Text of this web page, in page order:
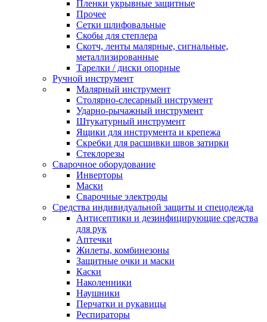
Пленки укрывные защитные
Прочее
Сетки шлифовальные
Скобы для степлера
Скотч, ленты малярные, сигнальные,
металлизированные
Тарелки / диски опорные
Ручной инструмент
Малярный инструмент
Столярно-слесарный инструмент
Ударно-рычажный инструмент
Штукатурный инструмент
Ящики для инструмента и крепежа
Скребки для расшивки швов затирки
Стеклорезы
Сварочное оборудование
Инверторы
Маски
Сварочные электроды
Средства индивидуальной защиты и спецодежда
Антисептики и дезинфицирующие средства
для рук
Аптечки
Жилеты, комбинезоны
Защитные очки и маски
Каски
Наколенники
Наушники
Перчатки и рукавицы
Респираторы